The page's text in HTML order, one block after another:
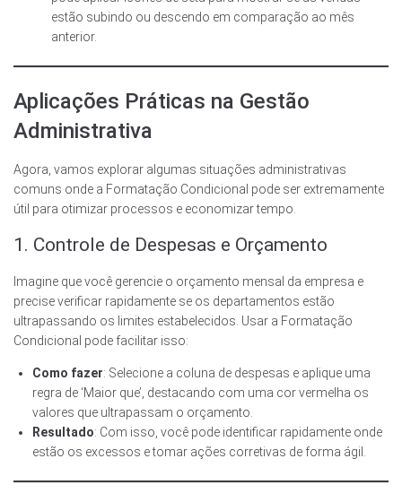
estão subindo ou descendo em comparação ao mês
anterior.
Aplicações Práticas na Gestão
Administrativa
Agora, vamos explorar algumas situações administrativas
comuns onde a Formatação Condicional pode ser extremamente
útil para otimizar processos e economizar tempo.
1. Controle de Despesas e Orçamento
Imagine que você gerencie o orçamento mensal da empresa e
precise verificar rapidamente se os departamentos estão
ultrapassando os limites estabelecidos. Usar a Formatação
Condicional pode facilitar isso:
Como fazer: Selecione a coluna de despesas e aplique uma
regra de ‘Maior que’, destacando com uma cor vermelha os
valores que ultrapassam o orçamento.
Resultado: Com isso, você pode identificar rapidamente onde
estão os excessos e tomar ações corretivas de forma ágil.